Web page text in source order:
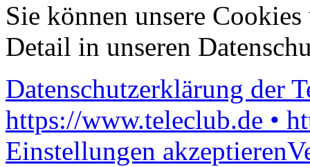
Sie können unsere
Detail in unseren
Datenschutzerklärung der
https://www.teleclub.de •
Einstellungen akzeptieren